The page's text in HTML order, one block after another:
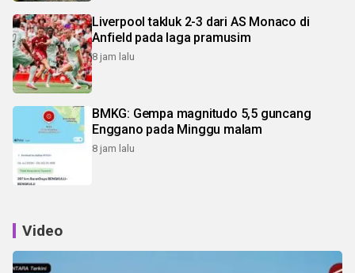
Liverpool takluk 2-3 dari AS Monaco di
Anfield pada laga pramusim
8 jam lalu
BMKG: Gempa magnitudo 5,5 guncang
Enggano pada Minggu malam
8 jam lalu
Video